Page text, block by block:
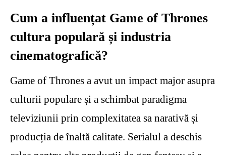
Cum a influențat Game of Thrones
cultura populară și industria
cinematografică?
Game of Thrones a avut un impact major asupra
culturii populare și a schimbat paradigma
televiziunii prin complexitatea sa narativă și
producția de înaltă calitate. Serialul a deschis